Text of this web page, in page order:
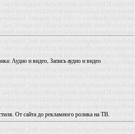
Аудио и видео, Запись аудио и видео
От сайта до рекламного ролика на ТВ.